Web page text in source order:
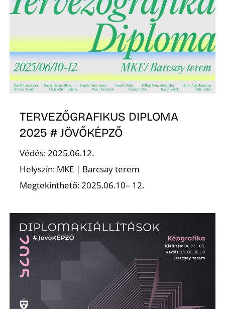
TERVEZŐGRAFIKUS DIPLOMA
2025 # JÖVŐKÉPZŐ
Védés: 2025.06.12.
Helyszín: MKE | Barcsay terem
Megtekinthető: 2025.06.10– 12.